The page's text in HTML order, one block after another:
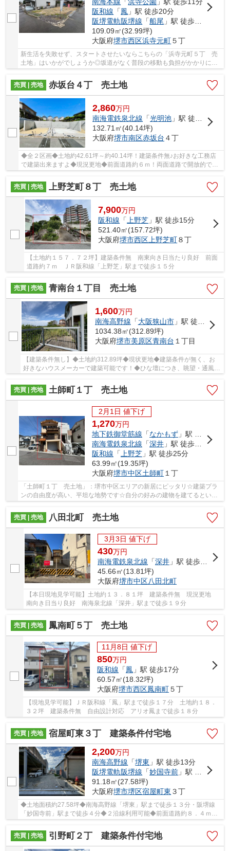
阪和線 「鳳 」駅 徒歩20分
阪堺電軌阪堺線 「船尾 」駅 徒歩18分
109.09㎡(32.99坪)
大阪府堺市西区浜寺元町５丁
新生活を失敗せず、スタートさせたいならこちらの「浜寺元町５丁 売
土地」はいかがでしょうか◎坂道がなく普段の移動も負担がかかりにく
い平坦地です◎土地の購入をご検討の方にオスス...
売買 | 売地
赤坂台４丁 売土地
2,860万円
南海電鉄泉北線 「光明池 」駅 徒歩20分
132.71㎡(40.14坪)
大阪府堺市南区赤坂台 ４丁
◆全２区画◆土地約42.61坪～約40.14坪！建築条件無♪お好きな工務店
で建築出来ますよ◆現況更地◆前面道路約６ｍ！両面道路で開放的です
◆南海泉北線「光明池」駅まで徒歩２０分◆
売買 | 売地
上野芝町８丁 売土地
7,900万円
阪和線 「 上野芝 」駅 徒歩15分
521.40㎡(157.72坪)
大阪府堺市西区 上野芝町８丁
【土地約１５７．７２坪】建築条件無 南東向き日当たり良好 前面
道路約７ｍ ＪＲ阪和線「上野芝」駅まで徒歩１５分
売買 | 売地 青南台１丁目 売土地
1,600万円
南海高野線 「大阪狭山市」駅 徒歩25分
1034.38㎡(312.89坪)
大阪府堺市美原区青南台 １丁目
【建築条件無し】◆土地約312.89坪◆現状更地◆建築条件が無く、お
好きなハウスメーカーで建築可能です！◆ひな壇につき、眺望・通風・
売買 | 売地
土師町１丁 売土地
2月1日 値下げ
1,270万円
地下鉄御堂筋線 「なかもず 」駅 徒歩27分
南海電鉄泉北線 「深井 」駅 徒歩24分
阪和線 「 上野芝 」駅 徒歩25分
63.99㎡(19.35坪)
大阪府堺市中区土師町 １丁
「土師町１丁 売土地」：堺市中区エリアの新居にピッタリ☆建築プラ
ンの自由度が高い、平坦な地勢です☆自分の好みの建物を建てるという
売買 | 売地
八田北町 売土地
3月3日 値下げ
430万円
南海電鉄泉北線 「深井 」駅 徒歩19分
45.66㎡(13.81坪)
大阪府堺市中区八田北町
【本日現地見学可能】土地約１３．８１坪 建築条件無 現況更地
南向き日当り良好 南海泉北線「深井」駅まで徒歩１９分
売買 | 売地 鳳南町５丁 売土地
11月8日 値下げ
850万円
阪和線 「鳳 」駅 徒歩17分
60.57㎡(18.32坪)
大阪府堺市西区鳳南町５丁
【現地見学可能】ＪＲ阪和線「鳳」駅まで徒歩１７分 土地約１８．
３２坪 建築条件無 自由設計対応 アリオ鳳まで徒歩１８分
売買 | 売地 宿屋町東３丁 建築条件付宅地
2,200万円
南海高野線 「堺東 」駅 徒歩13分
阪堺電軌阪堺線 「妙国寺前 」駅 徒歩4分
91.18㎡(27.58坪)
大阪府堺市堺区宿屋町東 ３丁
◆土地面積約27.58坪◆南海高野線「堺東」駅まで徒歩１３分・阪堺線
「妙国寺前」駅まで徒歩４分◆２沿線利用可能◆前面道路約８．４ｍで
車の出し入れが楽々です◆現況更地◆建築条件有◆
売買 | 売地
引野町２丁 建築条件付宅地